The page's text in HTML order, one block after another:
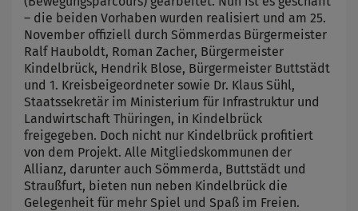
– die beiden Vorhaben wurden realisiert und am 25.
November offiziell durch Sömmerdas Bürgermeister
Ralf Hauboldt, Roman Zacher, Bürgermeister
Kindelbrück, Hendrik Blose, Bürgermeister Buttstädt
und 1. Kreisbeigeordneter sowie Dr. Klaus Sühl,
Staatssekretär im Ministerium für Infrastruktur und
Landwirtschaft Thüringen, in Kindelbrück
freigegeben. Doch nicht nur Kindelbrück profitiert
von dem Projekt. Alle Mitgliedskommunen der
Allianz, darunter auch Sömmerda, Buttstädt und
Straußfurt, bieten nun neben Kindelbrück die
Gelegenheit für mehr Spiel und Spaß im Freien.